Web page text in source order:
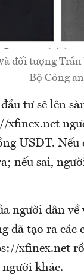
đối tượng
Bộ Công
tư sẽ lên
USDT. Nếu
nếu sai,
người dân
đã tạo ra
xfinex.net
khác.